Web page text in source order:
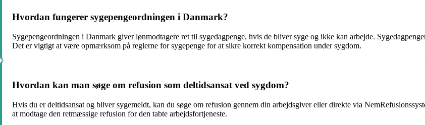
Hvordan fungerer sygepengeordningen i Danmark?
Sygepengeordningen i Danmark giver lønmodtagere ret til sygedagpenge, hvis de bliver syge og ikke kan arbejde.
Det er vigtigt at være opmærksom på reglerne for sygepenge for at sikre korrekt kompensation under sygdom.
Hvordan kan man søge om refusion som deltidsansat ved sygdom?
Hvis du er deltidsansat og bliver sygemeldt, kan du søge om refusion gennem din arbejdsgiver eller direkte via
at modtage den retmæssige refusion for den tabte arbejdsfortjeneste.